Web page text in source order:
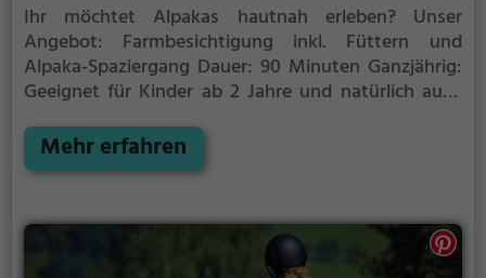
Ihr möchtet Alpakas hautnah erleben? Unser
Angebot: Farmbesichtigung inkl. Füttern und
Alpaka-Spaziergang Dauer: 90 Minuten Ganzjährig:
Geeignet für Kinder ab 2 Jahre und natürlich auch
Spaziergang allein ein Alpaka begleiten.
Mehr erfahren